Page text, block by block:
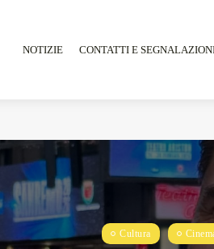
NOTIZIE CONTATTI E
Tarantarte Al
15
Cultura